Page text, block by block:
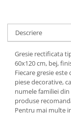
Descriere
Gresie rectificata
60x120 cm, bej,
Fiecare gresie
piese decorative,
numele familiei
produse
Pentru mai multe